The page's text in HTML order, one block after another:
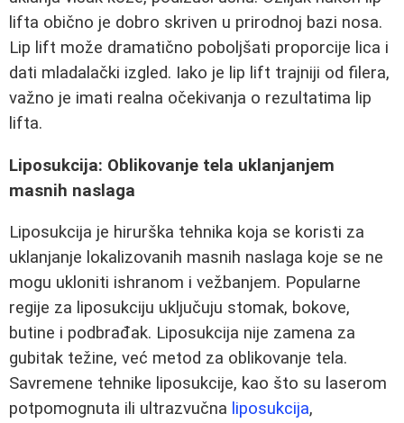
lifta obično je dobro skriven u prirodnoj bazi nosa.
Lip lift može dramatično poboljšati proporcije lica i
dati mladalački izgled. Iako je lip lift trajniji od filera,
važno je imati realna očekivanja o rezultatima lip
lifta.
Liposukcija: Oblikovanje tela uklanjanjem
masnih naslaga
Liposukcija je hirurška tehnika koja se koristi za
uklanjanje lokalizovanih masnih naslaga koje se ne
mogu ukloniti ishranom i vežbanjem. Popularne
regije za liposukciju uključuju stomak, bokove,
butine i podbrađak. Liposukcija nije zamena za
gubitak težine, već metod za oblikovanje tela.
Savremene tehnike liposukcije, kao što su laserom
potpomognuta ili ultrazvučna liposukcija,